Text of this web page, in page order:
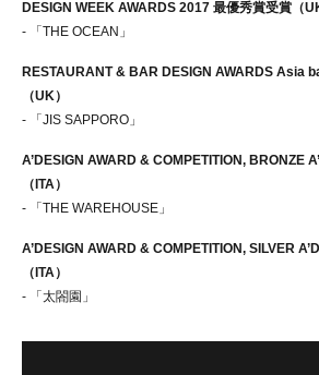
DESIGN WEEK AWARDS 2017 最優秀賞受賞（
- 「THE OCEAN」
RESTAURANT & BAR DESIGN AWARDS Asia
（UK）
- 「JIS SAPPORO」
A’DESIGN AWARD & COMPETITION, BRONZE
（ITA）
- 「THE WAREHOUSE」
A’DESIGN AWARD & COMPETITION, SILVER
（ITA）
- 「太閤園」